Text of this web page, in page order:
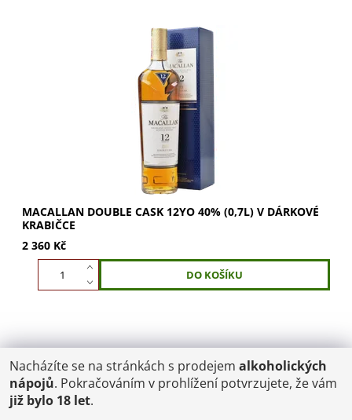
Macallan Double Cask 12YO 0,7l v dárkové krabičce. Zlatá
barva s vůní fondánu, pomerančů a vanilky. Chuť rozinek
s mléčnou čokoládou a karamelkami....
MACALLAN DOUBLE CASK 12YO 40% (0,7L) V DÁRKOVÉ
KRABIČCE
2 360 Kč
POŠTOVNÉ
ČR: od 95,-
SK: 350,-
Nacházíte se na stránkách s prodejem alkoholických
nápojů. Pokračováním v prohlížení potvrzujete, že vám
již bylo 18 let.